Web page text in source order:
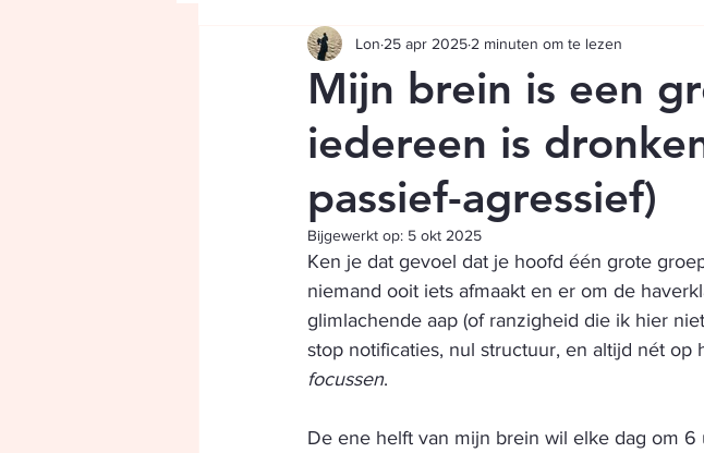
Mijn brein is een
iedereen is
passief-agressief)
Lon 25 apr 2025 2 minuten om te lezen
Bijgewerkt op: 5 okt 2025
Ken je dat gevoel dat je hoofd één grote
niemand ooit iets afmaakt en er om de
glimlachende aap (of ranzigheid die ik hier
stop notificaties, nul structuur, en altijd nét op
focussen.
De ene helft van mijn brein wil elke dag om